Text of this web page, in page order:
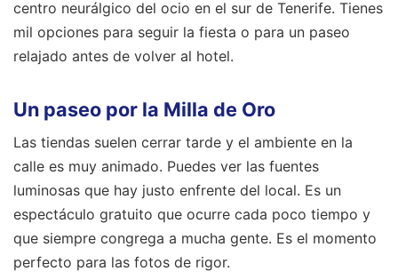
centro neurálgico del ocio en el sur de Tenerife. Tienes
mil opciones para seguir la fiesta o para un paseo
relajado antes de volver al hotel.
Un paseo por la Milla de Oro
Las tiendas suelen cerrar tarde y el ambiente en la
calle es muy animado. Puedes ver las fuentes
luminosas que hay justo enfrente del local. Es un
espectáculo gratuito que ocurre cada poco tiempo y
que siempre congrega a mucha gente. Es el momento
perfecto para las fotos de rigor.